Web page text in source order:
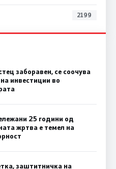
2199
заборавен, се соочува
инвестиции во
25 години од
жртва е темел на
заштитничка на